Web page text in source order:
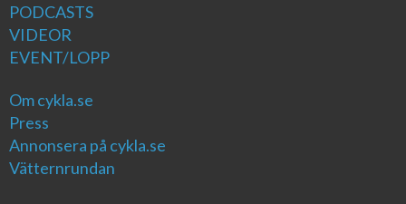
PODCASTS
VIDEOR
EVENT/LOPP
Om cykla.se
Press
Annonsera på cykla.se
Vätternrundan